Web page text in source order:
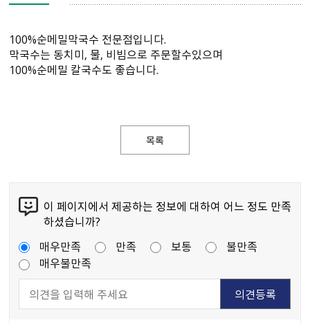
100%순메밀막국수 전문점입니다.
막국수는 동치미, 물, 비빔으로 주문할수있으며
100%순메밀 칼국수도 좋습니다.
목록
이 페이지에서 제공하는 정보에 대하여 어느 정도 만족
하셨습니까?
매우만족
만족 보통
불만족
매우불만족